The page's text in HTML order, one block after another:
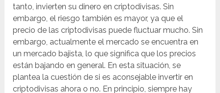
tanto, invierten su dinero en criptodivisas. Sin
embargo, el riesgo también es mayor, ya que el
precio de las criptodivisas puede fluctuar mucho. Sin
embargo, actualmente el mercado se encuentra en
un mercado bajista, lo que significa que los precios
están bajando en general. En esta situación, se
plantea la cuestión de si es aconsejable invertir en
criptodivisas ahora o no. En principio, siempre hay